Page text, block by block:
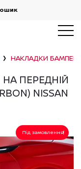
❯ НАКЛАДКИ
ПЕРЕДНІЙ
NISSAN
Під замовлення